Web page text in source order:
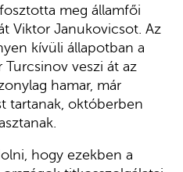
meg államfői
Viktor Janukovicsot. Az
kívüli állapotban a
Turcsinov veszi át az
hamar, már
tartanak, októberben
hogy ezekben a